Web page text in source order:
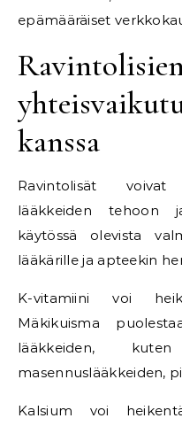
epämääräiset
kanssa
Ravintolisät
lääkkeiden tehoon
käytössä olevista
lääkärille ja apteekin
K-vitamiini voi
Mäkikuisma
lääkkeiden,
masennuslääkkeiden,
Kalsium voi